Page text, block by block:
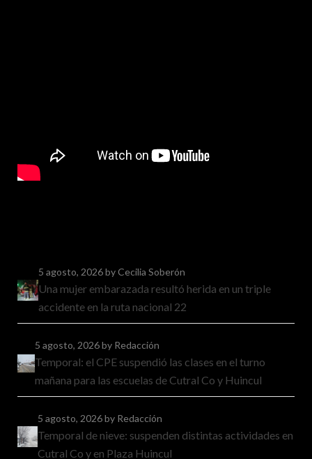
5 agosto, 2026by Cecilia Soberón
Una mujer embarazada resultó herida en un triple
accidente en la ruta nacional 22
5 agosto, 2026by Redacción
Temporal: el CPE suspendió las clases en el turno
mañana para las escuelas de Cutral Co y Huincul
5 agosto, 2026by Redacción
Temporal de nieve: suspenden distintas actividades en
Cutral Co y en Plaza Huincul